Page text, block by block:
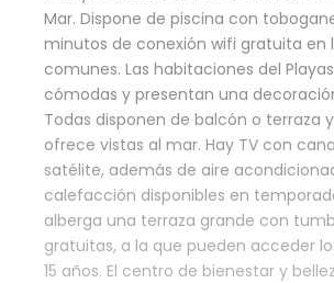
Mar. Dispone de piscina con
minutos de conexión wifi gratuita en
comunes. Las habitaciones del
cómodas y presentan una
Todas disponen de balcón o terraza
ofrece vistas al mar. Hay TV con
satélite, además de aire
calefacción disponibles en
alberga una terraza grande con
gratuitas, a la que pueden acceder
15 años. El centro de bienestar y